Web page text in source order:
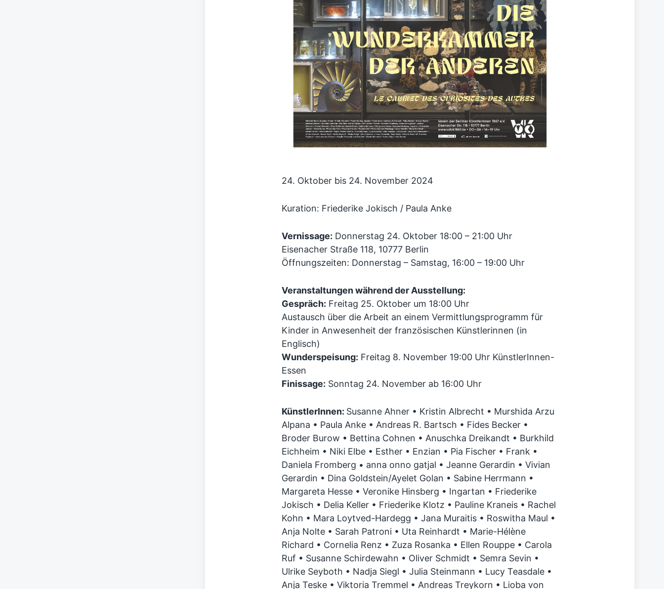
24. Oktober bis 24. November 2024
Kuration: Friederike Jokisch / Paula Anke
Vernissage: Donnerstag 24. Oktober 18:00 – 21:00 Uhr
Eisenacher Straße 118, 10777 Berlin
Öffnungszeiten: Donnerstag – Samstag, 16:00 – 19:00 Uhr
Veranstaltungen während der Ausstellung:
Gespräch: Freitag 25. Oktober um 18:00 Uhr
Austausch über die Arbeit an einem Vermittlungsprogramm für
Kinder in Anwesenheit der französischen Künstlerinnen (in
Englisch)
Wunderspeisung: Freitag 8. November 19:00 Uhr KünstlerInnen-
Essen
Finissage: Sonntag 24. November ab 16:00 Uhr
KünstlerInnen: Susanne Ahner • Kristin Albrecht • Murshida Arzu
Alpana • Paula Anke • Andreas R. Bartsch • Fides Becker •
Broder Burow • Bettina Cohnen • Anuschka Dreikandt • Burkhild
Eichheim • Niki Elbe • Esther • Enzian • Pia Fischer • Frank •
Daniela Fromberg • anna onno gatjal • Jeanne Gerardin • Vivian
Gerardin • Dina Goldstein/Ayelet Golan • Sabine Herrmann •
Margareta Hesse • Veronike Hinsberg • Ingartan • Friederike
Jokisch • Delia Keller • Friederike Klotz • Pauline Kraneis • Rachel
Kohn • Mara Loytved-Hardegg • Jana Muraitis • Roswitha Maul •
Anja Nolte • Sarah Patroni • Uta Reinhardt • Marie-Hélène
Richard • Cornelia Renz • Zuza Rosanka • Ellen Rouppe • Carola
Ruf • Susanne Schirdewahn • Oliver Schmidt • Semra Sevin •
Ulrike Seyboth • Nadja Siegl • Julia Steinmann • Lucy Teasdale •
Anja Teske • Viktoria Tremmel • Andreas Treykorn • Lioba von